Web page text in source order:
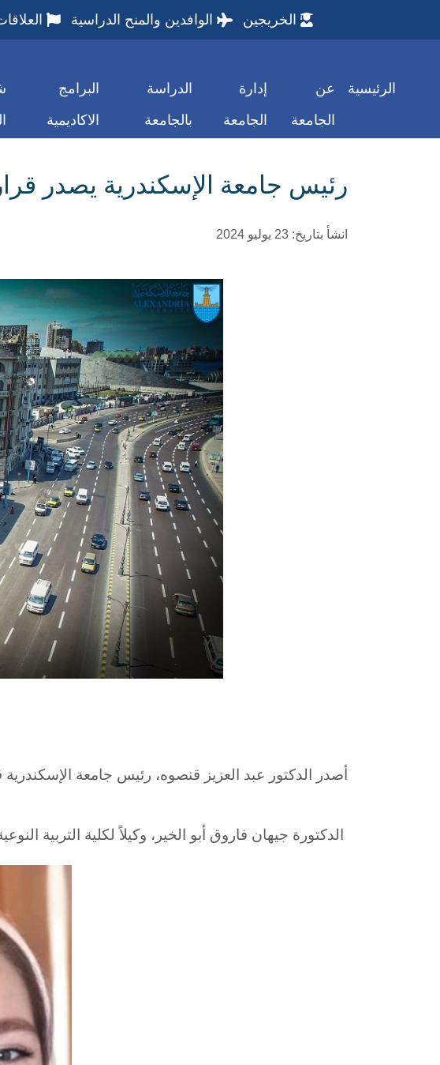
الخريجين الوافدين والمنح الدراسية
الرئيسية
عن
الجامعة
إدارة
الجامعة
الدراسة
بالجامعة
البرامج
الاكاديمية
رئيس جامعة الإسكندرية يصدر
انشأ بتاريخ: 23 يوليو 2024
أصدر الدكتور عبد العزيز قنصوه، رئيس جامعة
الدكتورة جيهان فاروق أبو الخير، وكيلاً لكلية التربية